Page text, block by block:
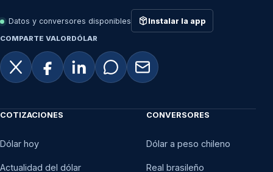
Datos y conversores disponibles Instalar la app
COMPARTE VALORDÓLAR
COTIZACIONES
Dólar hoy
Actualidad del dólar
CONVERSORES
Dólar a peso chileno
Real brasileño